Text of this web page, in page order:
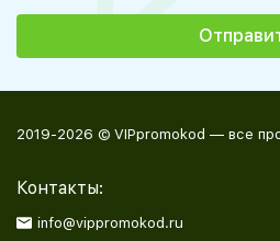
2019-2026 © VIPpromokod — все
Контакты:
info@vippromokod.ru